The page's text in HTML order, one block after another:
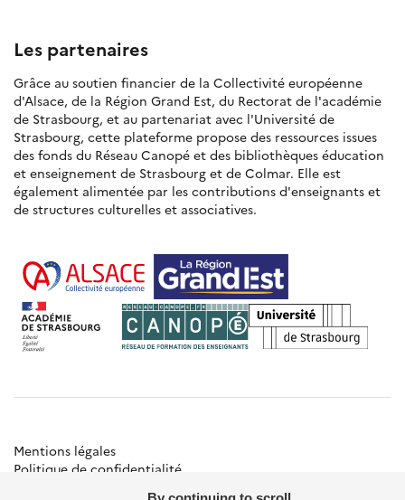
Les partenaires
Grâce au soutien financier de la Collectivité européenne
d'Alsace, de la Région Grand Est, du Rectorat de l'académie
de Strasbourg, et au partenariat avec l'Université de
Strasbourg, cette plateforme propose des ressources issues
des fonds du Réseau Canopé et des bibliothèques éducation
et enseignement de Strasbourg et de Colmar. Elle est
également alimentée par les contributions d'enseignants et
de structures culturelles et associatives.
Mentions légales
Politique de confidentialité